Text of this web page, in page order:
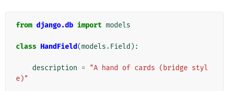
from django.db import models
class HandField(models . Field ):
description =
"A hand of cards (bridge styl
e)"